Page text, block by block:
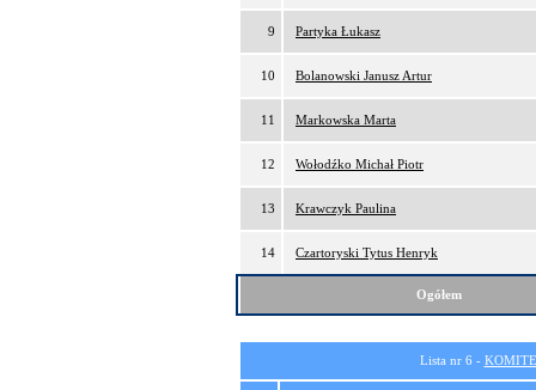
9 Partyka Łukasz
10 Bolanowski Janusz Artur
11 Markowska Marta
12 Wołodźko Michał Piotr
13 Krawczyk Paulina
14 Czartoryski Tytus Henryk
Ogółem
Lista nr 6 -